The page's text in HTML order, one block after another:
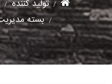
تولید کننده
بسته مدیریت